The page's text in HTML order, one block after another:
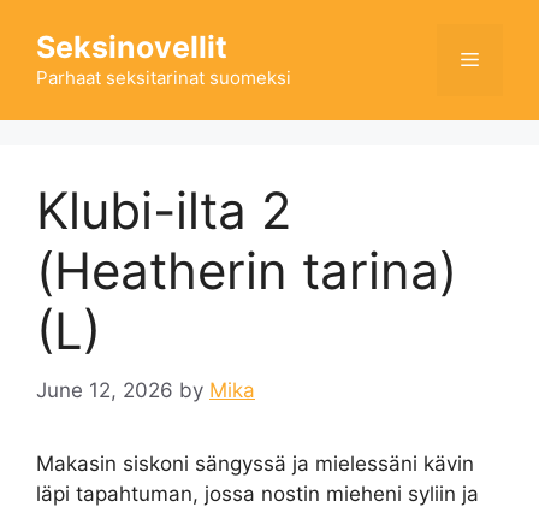
content
Seksinovellit
Parhaat seksitarinat suomeksi
Menu
Klubi-ilta 2
(Heatherin tarina)
(L)
June 12, 2026 by Mika
Makasin siskoni sängyssä ja mielessäni kävin
läpi tapahtuman, jossa nostin mieheni syliin ja